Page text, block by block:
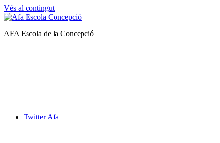
Vés al contingut
Afa
AFA Escola de la Concepció
Twitter Afa